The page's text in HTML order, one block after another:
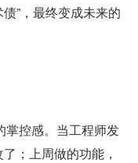
”，最终变成未来的
；上周做的功能，